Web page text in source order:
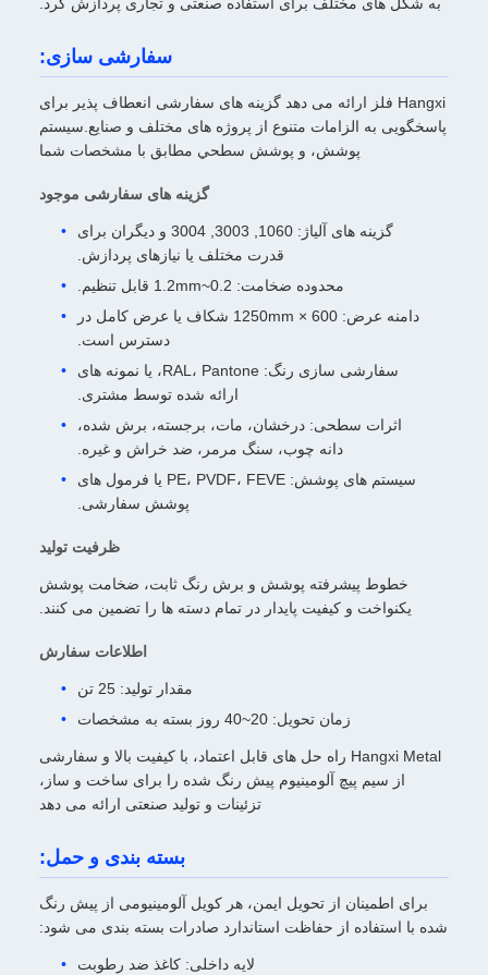
به شکل های مختلف برای استفاده صنعتی و تجاری پردازش کرد.
سفارشی سازی:
Hangxi فلز ارائه می دهد گزینه های سفارشی انعطاف پذیر برای
پاسخگویی به الزامات متنوع از پروژه های مختلف و صنایع.سیستم
پوشش، و پوشش سطحي مطابق با مشخصات شما
گزینه های سفارشی موجود
گزینه های آلیاژ: 1060, 3003, 3004 و دیگران برای
قدرت مختلف یا نیازهای پردازش.
محدوده ضخامت: 0.2~1.2mm قابل تنظیم.
دامنه عرض: 600 × 1250mm شکاف یا عرض کامل در
دسترس است.
سفارشی سازی رنگ: RAL، Pantone، یا نمونه های
ارائه شده توسط مشتری.
اثرات سطحی: درخشان، مات، برجسته، برش شده،
دانه چوب، سنگ مرمر، ضد خراش و غیره.
سیستم های پوشش: PE، PVDF، FEVE یا فرمول های
پوشش سفارشی.
ظرفیت تولید
خطوط پیشرفته پوشش و برش رنگ ثابت، ضخامت پوشش
یکنواخت و کیفیت پایدار در تمام دسته ها را تضمین می کنند.
اطلاعات سفارش
مقدار تولید: 25 تن
زمان تحویل: 20~40 روز بسته به مشخصات
Hangxi Metal راه حل های قابل اعتماد، با کیفیت بالا و سفارشی
از سیم پیچ آلومینیوم پیش رنگ شده را برای ساخت و ساز،
تزئینات و تولید صنعتی ارائه می دهد
بسته بندی و حمل:
برای اطمینان از تحویل ایمن، هر کویل آلومینیومی از پیش رنگ
شده با استفاده از حفاظت استاندارد صادرات بسته بندی می شود:
لایه داخلی: کاغذ ضد رطوبت